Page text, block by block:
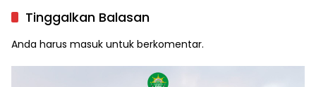
Tinggalkan Balasan
Anda harus masuk untuk berkomentar.